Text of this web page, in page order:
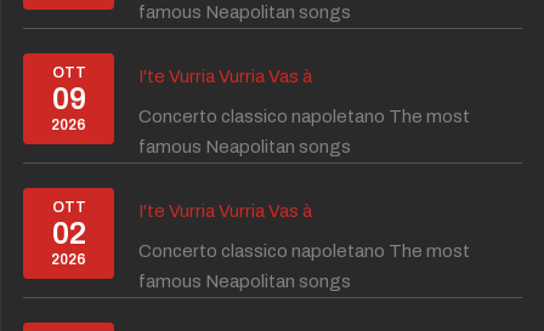
famous Neapolitan songs
OTT
09
2026
I'te Vurria Vurria Vas à
Concerto classico napoletano The most
famous Neapolitan songs
OTT
02
2026
I'te Vurria Vurria Vas à
Concerto classico napoletano The most
famous Neapolitan songs